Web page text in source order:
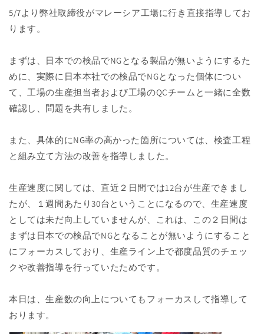
5/7より弊社取締役がマレーシア工場に行き直接指導してお
ります。
まずは、日本での検品でNGとなる製品が無いようにするた
めに、実際に日本本社での検品でNGとなった個体につい
て、工場の生産担当者および工場のQCチームと一緒に全数
確認し、問題を共有しました。
また、具体的にNG率の高かった箇所については、検査工程
と組み立て方法の改善を指導しました。
生産速度に関しては、直近２日間では12台が生産できまし
たが、１週間あたり30台ということになるので、生産速度
としては未だ向上していませんが、これは、この２日間は
まずは日本での検品でNGとなることが無いようにすること
にフォーカスしており、生産ライン上で都度品質のチェッ
クや改善指導を行っていたためです。
本日は、生産数の向上についてもフォーカスして指導して
おります。